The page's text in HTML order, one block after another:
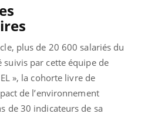
plus de 20 600 salariés du
suivis par cette équipe de
», la cohorte livre de
de l’environnement
de 30 indicateurs de sa